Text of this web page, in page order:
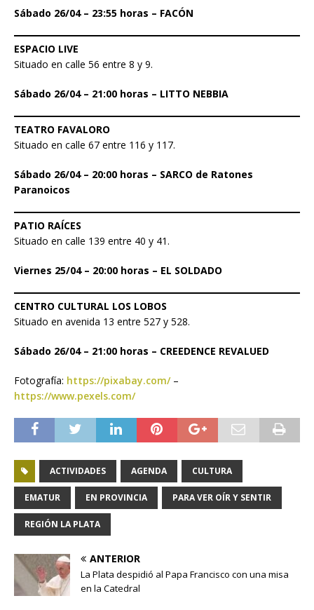
Sábado 26/04 – 23:55 horas – FACÓN
ESPACIO LIVE
Situado en calle 56 entre 8 y 9.
Sábado 26/04 – 21:00 horas – LITTO NEBBIA
TEATRO FAVALORO
Situado en calle 67 entre 116 y 117.
Sábado 26/04 – 20:00 horas – SARCO de Ratones
Paranoicos
PATIO RAÍCES
Situado en calle 139 entre 40 y 41.
Viernes 25/04 – 20:00 horas – EL SOLDADO
CENTRO CULTURAL LOS LOBOS
Situado en avenida 13 entre 527 y 528.
Sábado 26/04 – 21:00 horas – CREEDENCE REVALUED
Fotografía: https://pixabay.com/–
https://www.pexels.com/
ACTIVIDADES AGENDA CULTURA
EMATUR EN PROVINCIA PARA VER OÍR Y SENTIR
REGIÓN LA PLATA
ANTERIOR
La Plata despidió al Papa Francisco con una misa
en la Catedral